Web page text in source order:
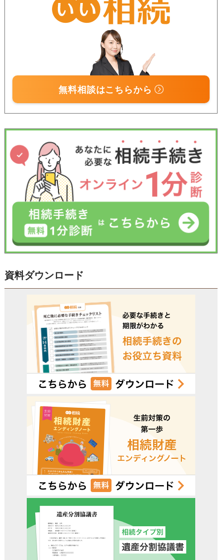
電話受付時間 – 平日 9:00 – 19:00 / 土日祝 9:00 –18:00
無料相談はこちらから
資料ダウンロード